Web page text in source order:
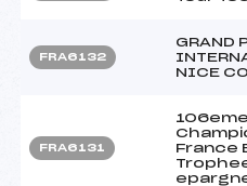
FRA6132
GRAND
NICE
FRA6131
106eme
France